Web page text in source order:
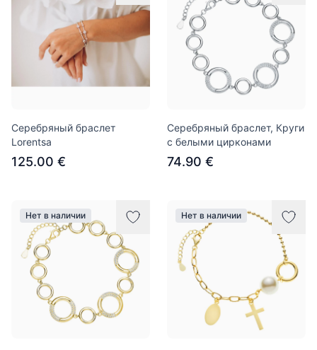
Серебряный браслет
Lorentsa
125.00 €
Серебряный браслет, Круги
с белыми цирконами
74.90 €
Нет в наличии Нет в наличии